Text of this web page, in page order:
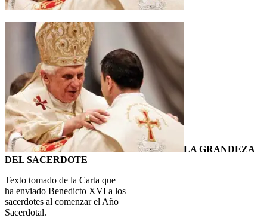
LA GRANDEZA
DEL SACERDOTE
Texto tomado de la Carta que
ha enviado Benedicto XVI a los
sacerdotes al comenzar el Año
Sacerdotal.